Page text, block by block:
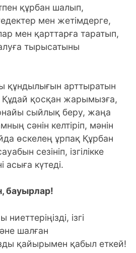
құрбан шалып,
мен жетімдерге,
мен қарттарға таратып,
тырысатыны
құндылығын арттыратын
Құдай қосқан жарымызға,
сыйлық беру, жаңа
сәнін келтіріп, мәнін
өскелең ұрпақ Құрбан
сезініп, ізгілікке
асыға күтеді.
бауырлар!
ізгі
шалған
қайырымен қабыл еткей!